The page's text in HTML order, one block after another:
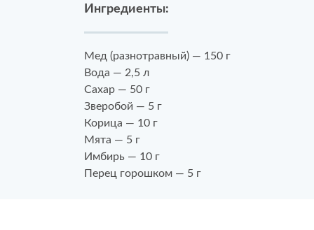
Ингредиенты:
Мед (разнотравный) — 150 г
Вода — 2,5 л
Сахар — 50 г
Зверобой — 5 г
Корица — 10 г
Мята — 5 г
Имбирь — 10 г
Перец горошком — 5 г